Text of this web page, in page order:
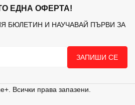
ЕДНА ОФЕРТА!
БЮЛЕТИН И НАУЧАВАЙ ПЪРВИ ЗА
ЗАПИШИ СЕ
Всички права запазени.